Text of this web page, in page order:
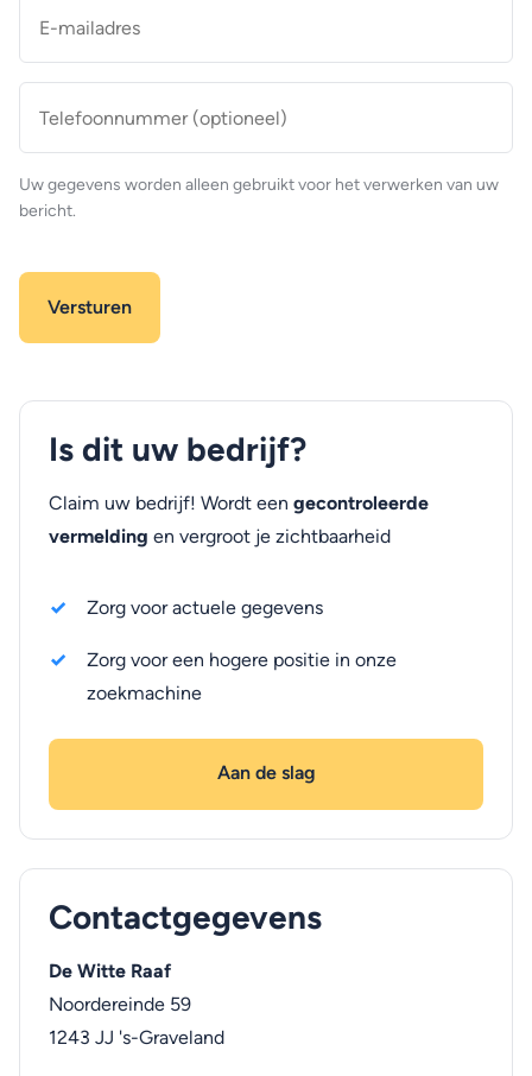
mailadres *
(optioneel)
Uw gegevens worden alleen gebruikt voor het verwerken van uw
bericht.
Is dit uw bedrijf?
Claim uw bedrijf! Wordt een gecontroleerde
vermelding en vergroot je zichtbaarheid
Zorg voor actuele gegevens
Zorg voor een hogere positie in onze
zoekmachine
Aan de slag
Contactgegevens
De Witte Raaf
Noordereinde 59
1243 JJ 's-Graveland